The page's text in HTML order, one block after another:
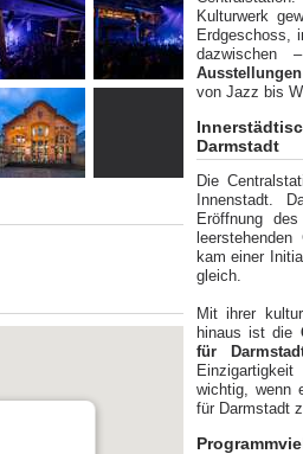
Kulturwerk
Erdgeschoss,
von Jazz bis
Darmstadt
Die
Innenstadt.
Eröffnung
kam einer
gleich.
Mit ihrer
hinaus ist die
für
wichtig, wenn
für Darmstadt